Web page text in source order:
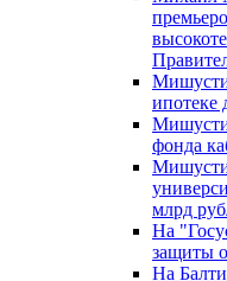
ипотеке
фонда
млрд
На
защиты
На